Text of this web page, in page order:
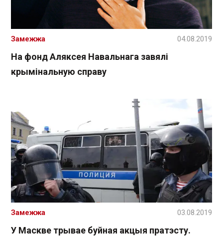
На фонд Аляксея Навальнага завялі
крымінальную справу
Замежжа 04.08.2019
У Маскве трывае буйная акцыя пратэсту.
Замежжа 03.08.2019